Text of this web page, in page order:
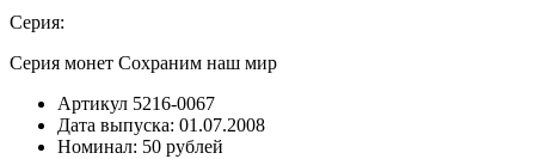
Серия:
Серия монет Сохраним наш мир
Артикул 5216-0067
Дата выпуска: 01.07.2008
Номинал: 50 рублей